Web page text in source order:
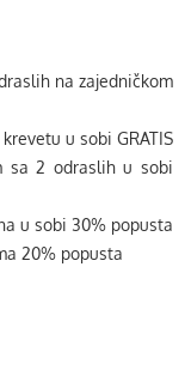
na zajedničkom
u sobi GRATIS
sa 2 odraslih u sobi
u sobi 30% popusta
20% popusta